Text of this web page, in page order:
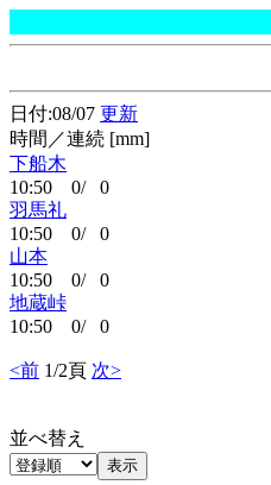
日付:08/07 更新
時間／連続 [mm]
下船木
10:50 0/ 0
羽馬礼
10:50 0/ 0
山本
10:50 0/ 0
地蔵峠
10:50 0/ 0
<前 1/2頁 次>
並べ替え